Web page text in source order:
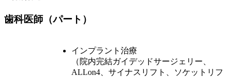
歯科医師（パート）
インプラント治療
（院内完結ガイデッドサージェリー、
ALLon4、サイナスリフト、ソケットリフ